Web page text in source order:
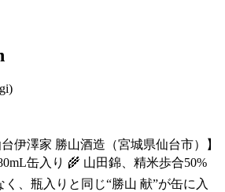
)
伊澤家 勝山酒造（宮城県仙台市）】
缶入り 🌾 山田錦、精米歩合50%
、瓶入りと同じ“勝山 献”が缶に入